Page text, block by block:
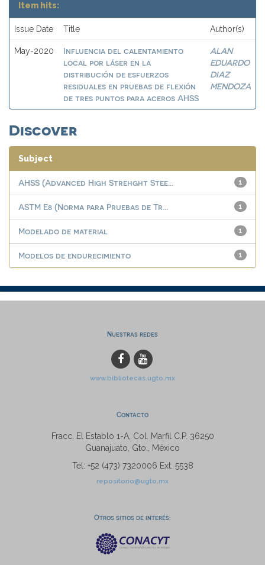
Item hits:
Issue Date Title Author(s)
May-2020
Influencia del calentamiento
local por láser en la
distribución de esfuerzos
residuales en pruebas de flexión
de tres puntos para aceros AHSS
ALAN
EDUARDO
DIAZ
MENDOZA
Discover
Subject
1
AHSS (Advanced High Strehght Stee...
1
ASTM E8 (Norma para Pruebas de Tr...
1
Modelado de material
1
Modelos de endurecimiento
Nuestras redes
www.bibliotecas.ugto.mx
Contacto
Fracc. El Establo 1-A, Col. Marfil C.P. 36250
Guanajuato, Gto., México
Tel: +52 (473) 7320006 Ext. 5538
repositorio@ugto.mx
Otros sitios de interés: